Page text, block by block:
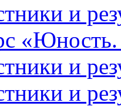
и
«Юность.
и
и